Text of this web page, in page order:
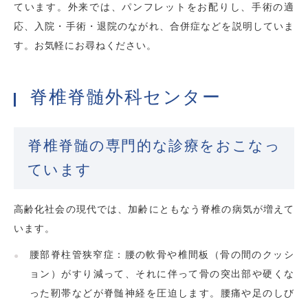
ています。外来では、パンフレットをお配りし、手術の適
応、入院・手術・退院のながれ、合併症などを説明していま
す。お気軽にお尋ねください。
脊椎脊髄外科センター
脊椎脊髄の専門的な診療をおこなっ
ています
高齢化社会の現代では、加齢にともなう脊椎の病気が増えて
います。
腰部脊柱管狭窄症：腰の軟骨や椎間板（骨の間のクッシ
ョン）がすり減って、それに伴って骨の突出部や硬くな
った靭帯などが脊髄神経を圧迫します。腰痛や足のしび